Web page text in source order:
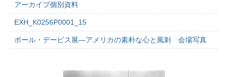
アーカイブ個別資料
EXH_K0256P0001_15
ポール・デービス展―アメリカの素朴な心と風刺 会場写真